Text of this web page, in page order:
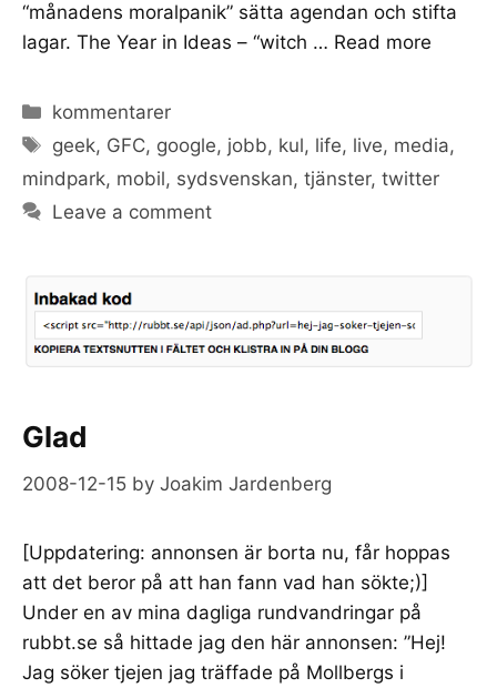
“månadens moralpanik” sätta agendan och stifta
lagar. The Year in Ideas – “witch … Read more
Categories
kommentarer
Tags
geek, GFC, google, jobb, kul, life, live, media,
mindpark, mobil, sydsvenskan, tjänster, twitter
Leave a comment
Glad
2008-12-15 by Joakim Jardenberg
[Uppdatering: annonsen är borta nu, får hoppas
att det beror på att han fann vad han sökte;)]
Under en av mina dagliga rundvandringar på
rubbt.se så hittade jag den här annonsen: ”Hej!
Jag söker tjejen jag träffade på Mollbergs i